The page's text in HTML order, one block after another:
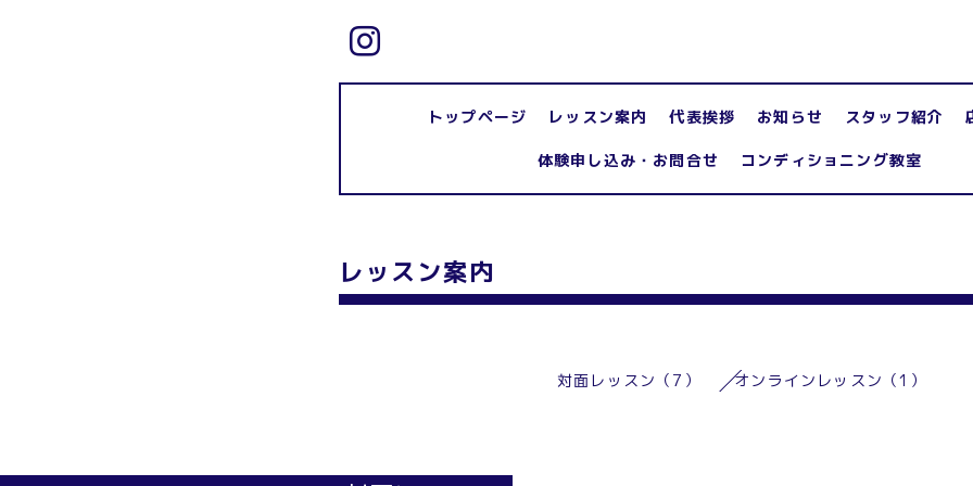
トップページ レッスン案内 代表挨拶 お知らせ スタッフ紹介
体験申し込み・お問合せ コンディショニング教室
レッスン案内
対面レッスン（7） オンラインレッスン（1）